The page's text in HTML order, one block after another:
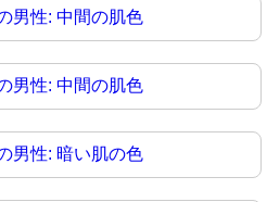
男性: 中間の肌色
男性: 中間の肌色
男性: 暗い肌の色